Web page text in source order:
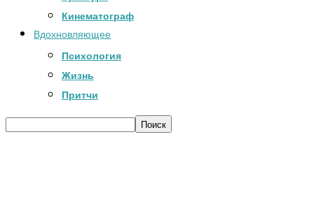
Кинематограф
Вдохновляющее
Психология
Жизнь
Притчи